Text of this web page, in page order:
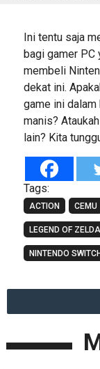
Ini tentu saja
bagi gamer PC
membeli
dekat ini.
game ini dalam
manis?
lain? Kita
Tags:
ACTION CEMU
LEGEND OF
NINTENDO